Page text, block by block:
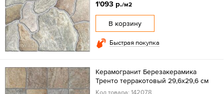
1'093 р./м2
В корзину
Быстрая покупка
Керамогранит Березакерамика
Тренто терракотовый 29,6х29,6 см
Код товара: 142078